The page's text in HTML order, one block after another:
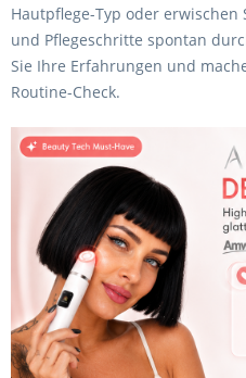
Hautpflege-Typ oder erwischen
und Pflegeschritte spontan
Sie Ihre Erfahrungen und
Routine-Check.